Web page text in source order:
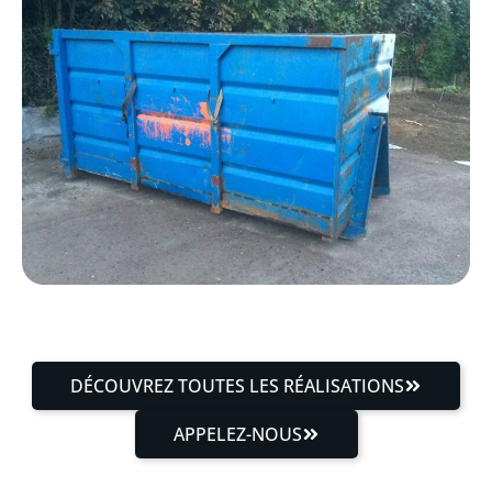
DÉCOUVREZ TOUTES LES RÉALISATIONS
APPELEZ-NOUS